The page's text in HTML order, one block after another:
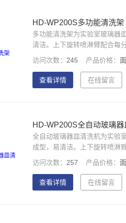
HD-WP200S多功能清洗架
多功能清洗架为实验室玻璃器
清洁。上下旋转喷淋臂配合每
与 UVC 杀菌，水质与清洗效
访问次数： 245 产品价格：
查看详情 在线留言
HD-WP200S全自动玻璃
全自动玻璃器皿清洗机为实验
成型，易清洁。上下旋转喷淋
纯水增压与 UVC 杀菌，水质
访问次数： 257 产品价格：
查看详情 在线留言